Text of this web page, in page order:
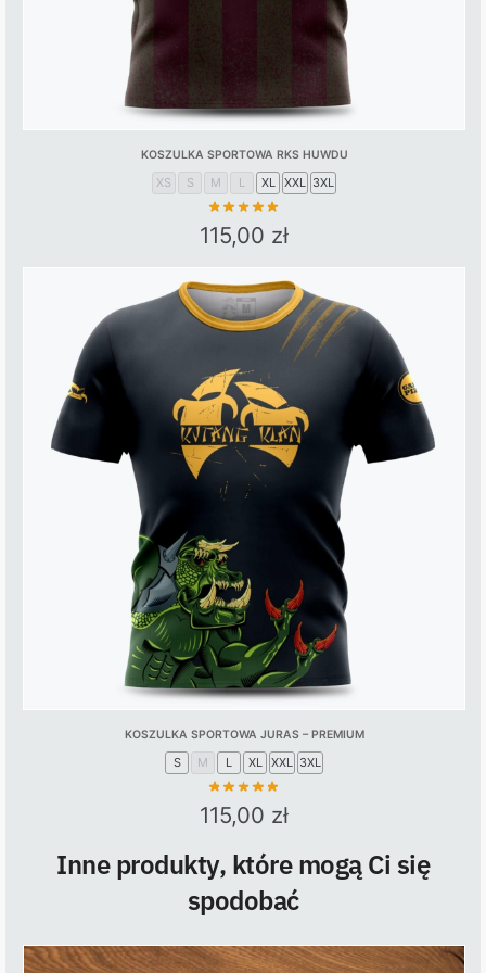
KOSZULKA SPORTOWA RKS HUWDU
XS S M L XL XXL 3XL
115,00 zł
This
product
has
multiple
variants.
The
options
may
be
chosen
product
page
KOSZULKA SPORTOWA JURAS – PREMIUM
S M L XL XXL 3XL
115,00 zł
product
has
variants.
Inne produkty, które mogą Ci się
spodobać